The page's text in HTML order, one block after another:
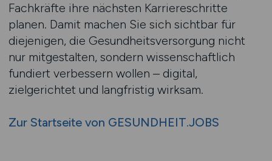
Fachkräfte ihre nächsten Karriereschritte
planen. Damit machen Sie sich sichtbar für
diejenigen, die Gesundheitsversorgung nicht
nur mitgestalten, sondern wissenschaftlich
fundiert verbessern wollen – digital,
zielgerichtet und langfristig wirksam.
Zur Startseite von GESUNDHEIT.JOBS